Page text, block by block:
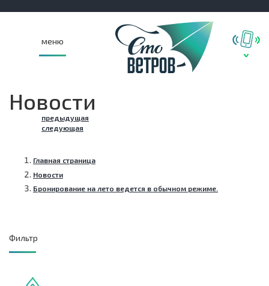
меню
Новости
предыдущая
следующая
Главная страница
Новости
Бронирование на лето ведется в обычном режиме.
Фильтр